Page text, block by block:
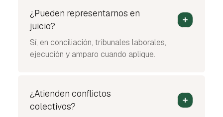
¿Pueden representarnos en
juicio?
Sí, en conciliación, tribunales laborales,
ejecución y amparo cuando aplique.
¿Atienden conflictos
colectivos?